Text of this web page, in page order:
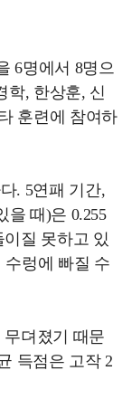
6명에서 8명으
학, 한상훈, 신
훈련에 참여하
. 5연패 기간,
을 때)은 0.255
질 못하고 있
수렁에 빠질 수
뎌졌기 때문
득점은 고작 2